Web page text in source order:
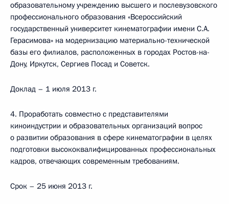
образовательному учреждению высшего и послевузовского
профессионального образования «Всероссийский
государственный университет кинематографии имени С.А.
Герасимова» на модернизацию материально-технической
базы его филиалов, расположенных в городах Ростов-на-
Дону, Иркутск, Сергиев Посад и Советск.
Доклад – 1 июля 2013 г.
4. Проработать совместно с представителями
киноиндустрии и образовательных организаций вопрос
о развитии образования в сфере кинематографии в целях
подготовки высококвалифицированных профессиональных
кадров, отвечающих современным требованиям.
Срок – 25 июня 2013 г.